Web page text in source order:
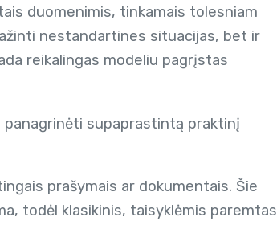
duomenimis, tinkamais tolesniam
nestandartines situacijas, bet ir
reikalingas modeliu pagrįstas
panagrinėti supaprastintą praktinį
prašymais ar dokumentais. Šie
todėl klasikinis, taisyklėmis paremtas